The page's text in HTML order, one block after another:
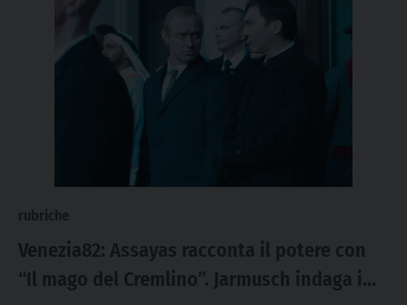
Venezia82: Assayas racconta il potere con
“Il mago del Cremlino”. Jarmusch indaga i